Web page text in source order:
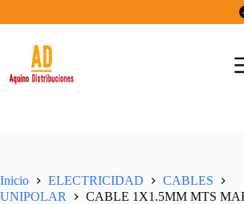
Inicio ELECTRICIDAD
CABLES
UNIPOLAR
CABLE 1X1.5MM MTS